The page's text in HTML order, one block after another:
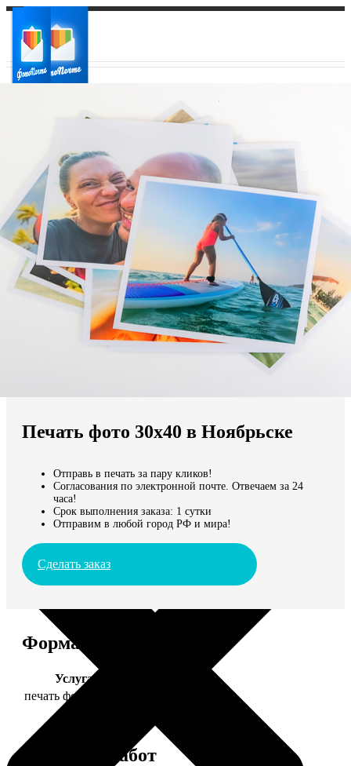
Ваш регион доставки
Выберите из списка:
Мы доставляем по всему миру
Продолжить без города
Печать фото 30х40 в Ноябрьске
Отправь в печать за пару кликов!
Согласования по электронной почте. Отвечаем за 24
часа!
Срок выполнения заказа: 1 сутки
Отправим в любой город РФ и мира!
Сделать заказ
Форматы и цены
Услуга
печать фото 30х40
Примеры работ